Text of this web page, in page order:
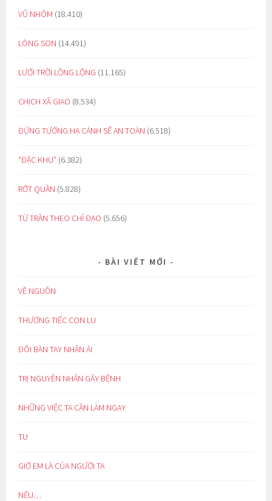
VŨ NHÔM (18.410)
LÒNG SON (14.491)
LƯỚI TRỜI LỒNG LỘNG (11.165)
CHỊCH XÃ GIAO (8.534)
ĐỪNG TƯỞNG HẠ CÁNH SẼ AN TOÀN (6.518)
“ĐẶC KHU” (6.382)
RỚT QUẦN (5.828)
TỪ TRẦN THEO CHỈ ĐẠO (5.656)
BÀI VIẾT MỚI
VỀ NGUỒN
THƯƠNG TIẾC CON LU
ĐÔI BÀN TAY NHÂN ÁI
TRỊ NGUYÊN NHÂN GÂY BỆNH
NHỮNG VIỆC TA CẦN LÀM NGAY
TU
GIỜ EM LÀ CỦA NGƯỜI TA
NẾU…